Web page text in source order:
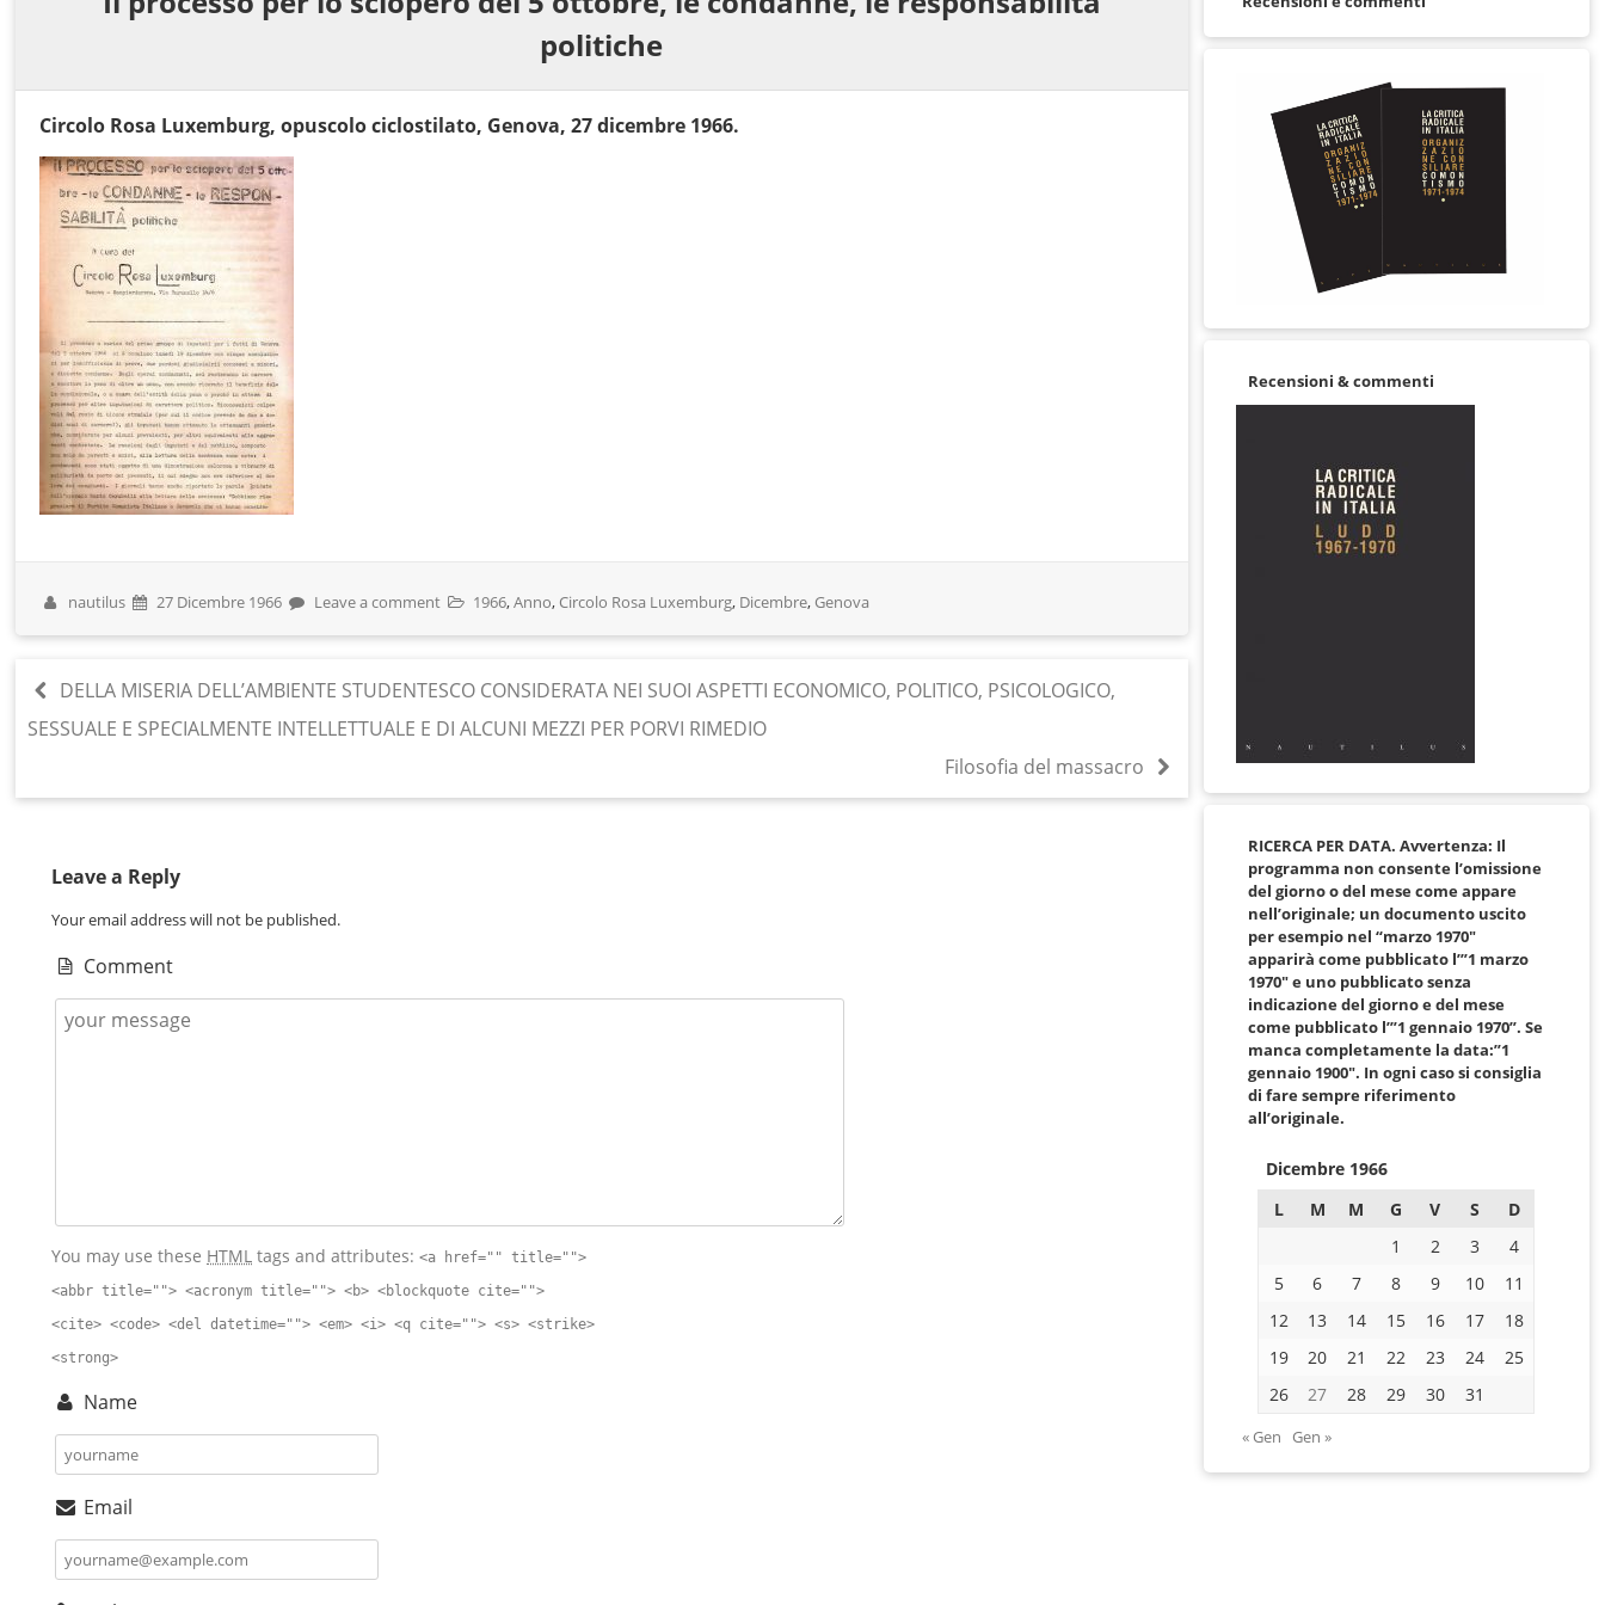
politiche
Circolo Rosa Luxemburg, opuscolo ciclostilato, Genova, 27 dicembre 1966.
nautilus 27 Dicembre 1966 Leave a comment 1966,Anno, Circolo Rosa Luxemburg, Dicembre, Genova
DELLA MISERIA DELL’AMBIENTE STUDENTESCO CONSIDERATA NEI SUOI ASPETTI ECONOMICO, POLITICO, PSICOLOGICO,
SESSUALE E SPECIALMENTE INTELLETTUALE E DI ALCUNI MEZZI PER PORVI RIMEDIO
Filosofia del massacro
Leave a Reply
Your email address will not be published.
Comment
You may use these HTML tags and attributes:<a href="" title="">
<abbr title=""> <acronym title=""> <b> <blockquote cite="">
<cite> <code> <del datetime=""> <em> <i> <q cite=""> <s> <strike>
<strong>
Name
Email
Recensioni & commenti
RICERCA PER DATA. Avvertenza: Il
programma non consente l’omissione
del giorno o del mese come appare
nell’originale; un documento uscito
per esempio nel “marzo 1970″
apparirà come pubblicato l’”1 marzo
1970″ e uno pubblicato senza
indicazione del giorno e del mese
come pubblicato l’”1 gennaio 1970”. Se
manca completamente la data:”1
gennaio 1900″. In ogni caso si consiglia
di fare sempre riferimento
all’originale.
Dicembre 1966
L
M M G V S
D
1
2 3
4
5
6 7 8 9 10
11
12
13 14 15 16 17
18
19
20 21 22 23 24
25
26
27 28 29 30 31
« Gen Gen »